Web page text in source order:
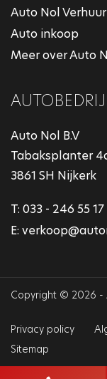
Auto Nol Verhuur
Auto inkoop
Meer over Auto
Auto Nol B.V
Tabaksplanter
3861 SH Nijkerk
T: 033 - 246 55 17
E:
Copyright © 2026 -
Privacy policy
Sitemap